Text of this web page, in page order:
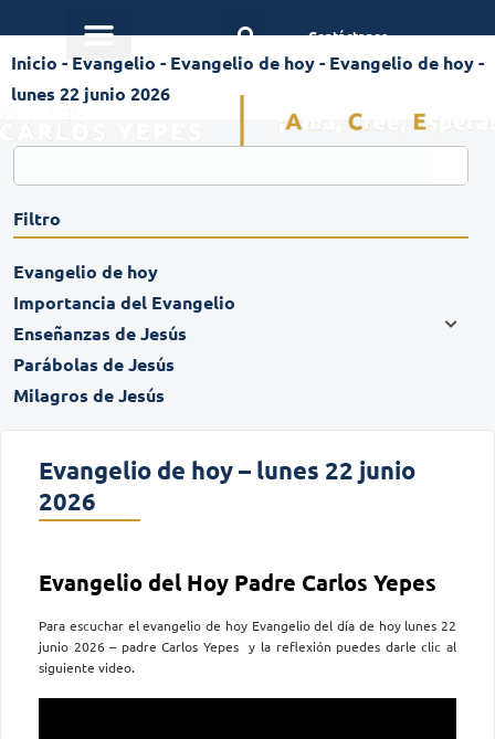
Contáctanos
Inicio - Evangelio - Evangelio de hoy- Evangelio de hoy -
lunes 22 junio 2026
Filtro
Evangelio de hoy
Importancia del Evangelio
Enseñanzas de Jesús
Parábolas de Jesús
Milagros de Jesús
Evangelio de hoy – lunes 22 junio
2026
Evangelio del Hoy Padre Carlos Yepes
Para escuchar el evangelio de hoy Evangelio del día de hoy lunes 22
junio 2026 – padre Carlos Yepes y la reflexión puedes darle clic al
siguiente video.